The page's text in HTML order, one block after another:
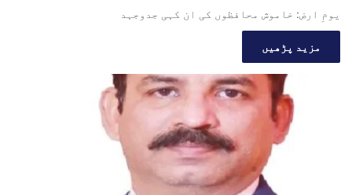
یومِ ارض: خاموش محافظوں کی ان کہی جدوجہد
مزید پڑھیں